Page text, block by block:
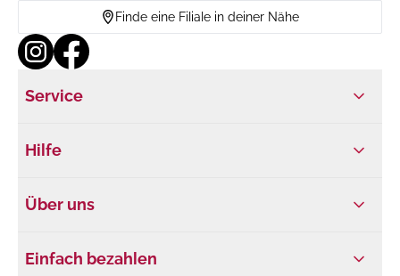
Finde eine Filiale in deiner Nähe
Service
Hilfe
Über uns
Einfach bezahlen